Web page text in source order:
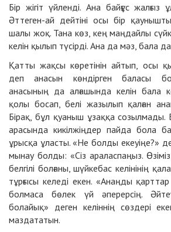
Бір жігіт үйленді. Ана байғұс жалғыз
Әттеген-ай дейтіні осы бір
шалы жоқ. Тана көз, кең маңдайлы
келін қылып түсірді. Ана да мәз, бала
Қатты жақсы көретінін айтып, осы
деп анасын көндірген баласы
анасының да алғашында келін бала
қолы босап, белі жазылып қалған
Бірақ, бұл қуаныш ұзаққа созылмады.
арасында кикілжіңдер пайда бола
ұрысқа ұласты. «Не болды екеуіңе?»
мынау болды: «Сіз араласпаңыз.
белгілі болғаны, шүйкебас келінінің
тұрғысы келеді екен. «Анаңды қарттар
болмаса бөлек үй әперерсің.
болайық» деген келіннің сөздері
маздататын.